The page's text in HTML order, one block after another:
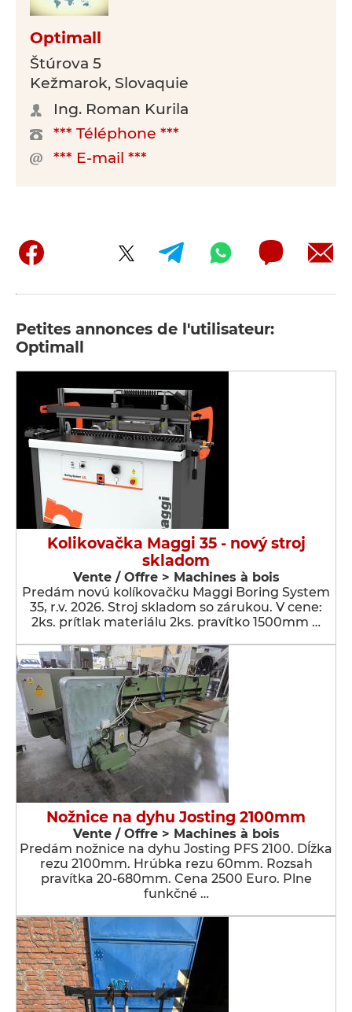
Optimall
Štúrova 5
Kežmarok, Slovaquie
Ing. Roman Kurila
*** Téléphone ***
*** E-mail ***
Petites annonces de l'utilisateur:
Optimall
Kolikovačka Maggi 35 - nový stroj
skladom
Vente / Offre > Machines à bois
Predám novú kolíkovačku Maggi Boring System
35, r.v. 2026. Stroj skladom so zárukou. V cene:
2ks. prítlak materiálu 2ks. pravítko 1500mm …
Nožnice na dyhu Josting 2100mm
Vente / Offre > Machines à bois
Predám nožnice na dyhu Josting PFS 2100. Dĺžka
rezu 2100mm. Hrúbka rezu 60mm. Rozsah
pravítka 20-680mm. Cena 2500 Euro. Plne
funkčné …